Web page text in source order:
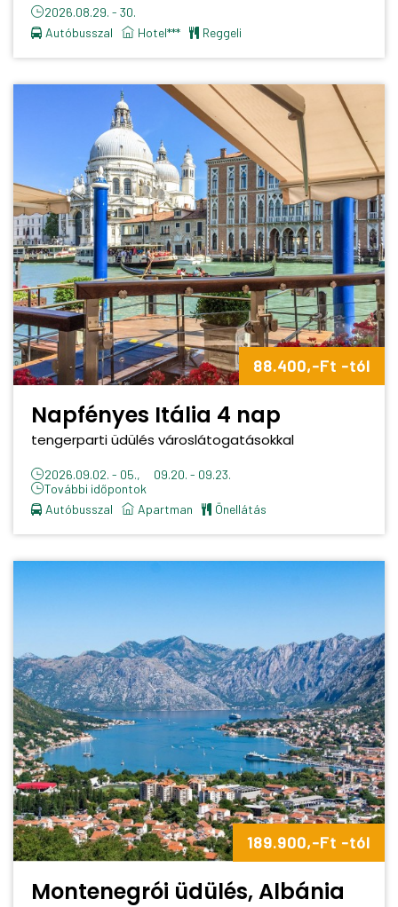
2026.08.29. - 30.
Autóbusszal
Hotel*** reggeli
88.400,-Ft -tól
Napfényes Itália 4 nap
tengerparti üdülés városlátogatásokkal
2026.09.02. - 05., 09.20. - 09.23.
További időpontok
Autóbusszal
apartman önellátás
189.900,-Ft -tól
Montenegrói üdülés, Albánia